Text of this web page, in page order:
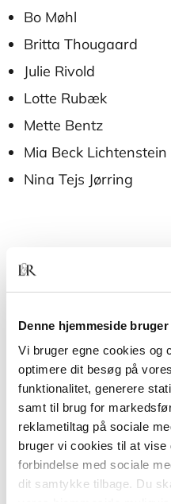
Denne hjemmeside
Vi bruger egne cookies og
optimere dit besøg på
funktionalitet, generere
samt til brug for
reklametiltag på sociale
bruger vi cookies til at vise
forbindelse med sociale
dit samtykke tilbage. Du
Bo Møhl
Britta Thougaard
Julie Rivold
Lotte Rubæk
Mette Bentz
Mia Beck Lichtenstein
Nina Tejs Jørring
Andre har også